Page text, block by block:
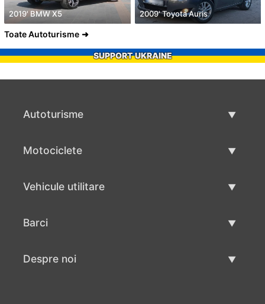
2019' BMW X5 2009' Toyota Auris
Toate Autoturisme
SUPPORT UKRAINE
Autoturisme
Motociclete
Vehicule utilitare
Barci
Despre noi